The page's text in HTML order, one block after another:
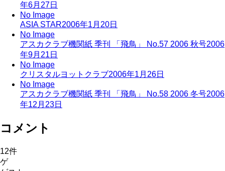
年6月27日
No Image
ASIA STAR2006年1月20日
No Image
アスカクラブ機関紙 季刊 「飛鳥」 No.57 2006 秋号2006
年9月21日
No Image
クリスタルヨットクラブ2006年1月26日
No Image
アスカクラブ機関紙 季刊 「飛鳥」 No.58 2006 冬号2006
年12月23日
コメント
12件
ゲ